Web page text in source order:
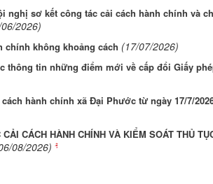
nghị sơ kết công tác cải cách hành chính và
2026)
chính không khoảng cách (17/07/2026)
thông tin những điểm mới về cấp đổi Giấy
hành chính xã Đại Phước từ ngày 17/7/
CÁCH HÀNH CHÍNH VÀ KIỂM SOÁT THỦ
08/2026)